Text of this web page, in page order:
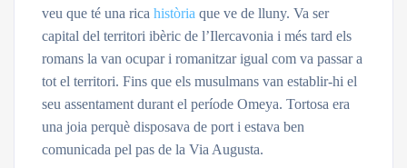
veu que té una rica història que ve de lluny. Va ser
capital del territori ibèric de l’Ilercavonia i més tard els
romans la van ocupar i romanitzar igual com va passar a
tot el territori. Fins que els musulmans van establir-hi el
seu assentament durant el període Omeya. Tortosa era
una joia perquè disposava de port i estava ben
comunicada pel pas de la Via Augusta.